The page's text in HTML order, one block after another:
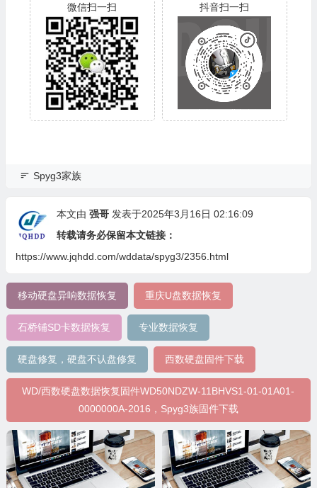
微信扫一扫
抖音扫一扫
Spyg3家族
本文由 强哥 发表于2025年3月16日 02:16:09
转载请务必保留本文链接：
https://www.jqhdd.com/wddata/spyg3/2356.html
移动硬盘异响数据恢复 重庆U盘数据恢复
石桥铺SD卡数据恢复 专业数据恢复
硬盘修复，硬盘不认盘修复 西数硬盘固件下载
WD/西数硬盘数据恢复固件WD50NDZW-11BHVS1-01-01A01-
0000000A-2016，Spyg3族固件下载